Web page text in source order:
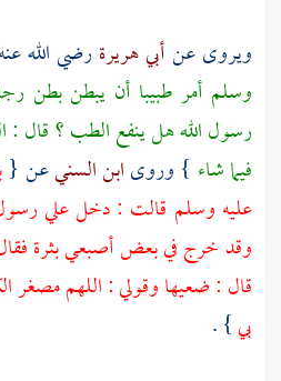
ويروى عنأبي هريرةرضي الله
وسلم أمر طبيبا أن يبطن بطن
رسول الله هل ينفع الطب ؟ قال :
فيما شاء } وروىابن السنيعن {
عليه وسلم قالت : دخل علي رسول
وقد خرج في بعض أصبعي بثرة
قال : ضعيها وقولي : اللهم مصغر
بي} .